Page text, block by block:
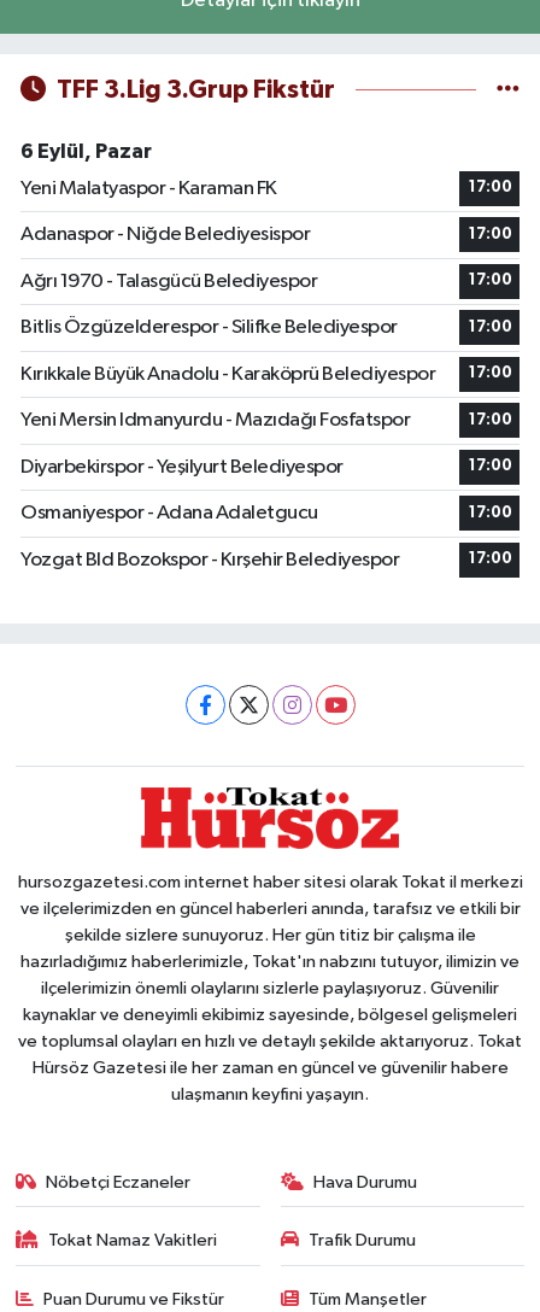
TFF 3.Lig 3.Grup Fikstür
6 Eylül, Pazar
Yeni Malatyaspor - Karaman FK
17:00
Adanaspor - Niğde Belediyesispor 17:00
Ağrı 1970 - Talasgücü Belediyespor 17:00
Bitlis Özgüzelderespor - Silifke Belediyespor 17:00
Kırıkkale Büyük Anadolu - Karaköprü Belediyespor 17:00
Yeni Mersin Idmanyurdu - Mazıdağı Fosfatspor 17:00
Diyarbekirspor - Yeşilyurt Belediyespor 17:00
Osmaniyespor - Adana Adaletgucu 17:00
Yozgat Bld Bozokspor - Kırşehir Belediyespor 17:00
hursozgazetesi.com internet haber sitesi olarak Tokat il merkezi
ve ilçelerimizden en güncel haberleri anında, tarafsız ve etkili bir
şekilde sizlere sunuyoruz. Her gün titiz bir çalışma ile
hazırladığımız haberlerimizle, Tokat'ın nabzını tutuyor, ilimizin ve
ilçelerimizin önemli olaylarını sizlerle paylaşıyoruz. Güvenilir
kaynaklar ve deneyimli ekibimiz sayesinde, bölgesel gelişmeleri
ve toplumsal olayları en hızlı ve detaylı şekilde aktarıyoruz. Tokat
Hürsöz Gazetesi ile her zaman en güncel ve güvenilir habere
ulaşmanın keyfini yaşayın.
Nöbetçi Eczaneler Hava Durumu
Tokat Namaz Vakitleri Trafik Durumu
Puan Durumu ve Fikstür Tüm Manşetler